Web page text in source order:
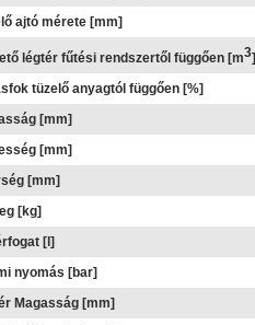
ajtó mérete [mm]
légtér fűtési rendszertől függően [m3]
tüzelő anyagtól függően [%]
[mm]
[mm]
[mm]
[kg]
[l]
nyomás [bar]
Magasság [mm]